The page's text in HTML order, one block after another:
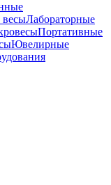
Лабораторные
Портативные
Ювелирные